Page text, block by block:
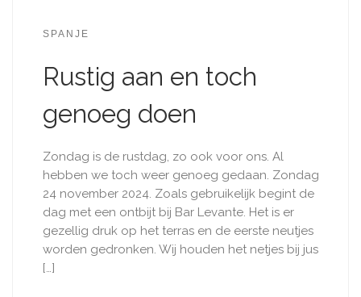
SPANJE
Rustig aan en toch
genoeg doen
Zondag is de rustdag, zo ook voor ons. Al
hebben we toch weer genoeg gedaan. Zondag
24 november 2024. Zoals gebruikelijk begint de
dag met een ontbijt bij Bar Levante. Het is er
gezellig druk op het terras en de eerste neutjes
worden gedronken. Wij houden het netjes bij jus
[…]